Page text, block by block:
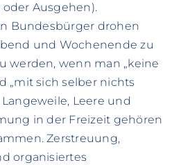
Ausgehen).
Bundesbürger drohen
und Wochenende zu
werden, wenn man „keine
„mit sich selber nichts
Leere und
in der Freizeit gehören
Zerstreuung,
organisiertes